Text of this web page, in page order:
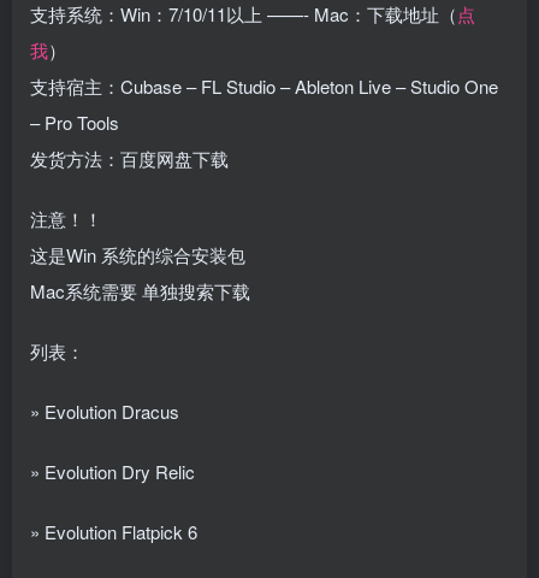
支持系统：Win：7/10/11以上 ——- Mac：下载地址（点
我）
支持宿主：Cubase – FL Studio – Ableton Live – Studio One
– Pro Tools
发货方法：百度网盘下载
注意！！
这是Win 系统的综合安装包
Mac系统需要 单独搜索下载
列表：
» Evolution Dracus
» Evolution Dry Relic
» Evolution Flatpick 6